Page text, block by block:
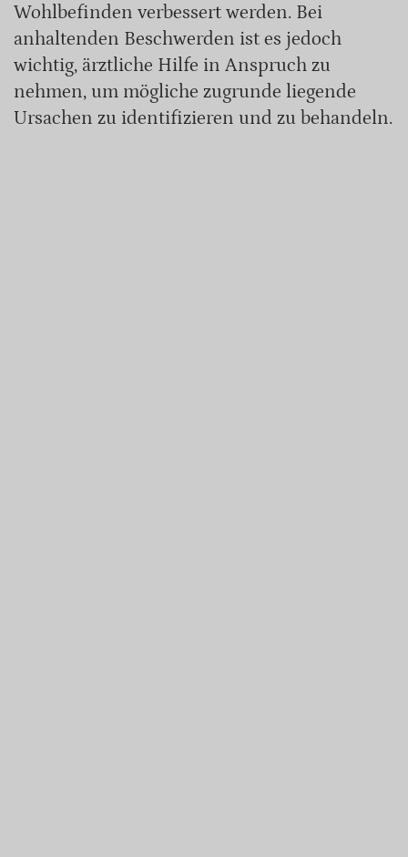
Wohlbefinden verbessert werden. Bei
anhaltenden Beschwerden ist es jedoch
wichtig, ärztliche Hilfe in Anspruch zu
nehmen, um mögliche zugrunde liegende
Ursachen zu identifizieren und zu behandeln.